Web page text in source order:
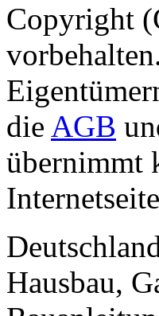
Copyright
die AGB
übernimmt
Hausbau,